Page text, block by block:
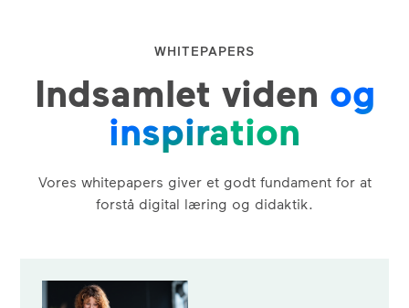
WHITEPAPERS
Indsamlet viden og
inspiration
Vores whitepapers giver et godt fundament for at
forstå digital læring og didaktik.